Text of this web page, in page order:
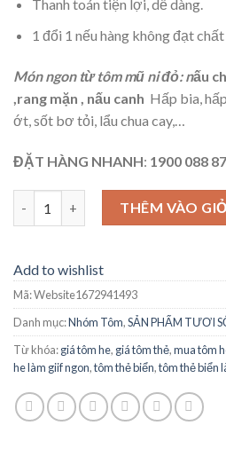
Thanh toán tiện lợi, dễ dàng.
1 đổi 1 nếu hàng không đạt
Món ngon từ tôm mũ ni đỏ: nấu
,rang mặn , nấu canh Hấp bia,
ớt, sốt bơ tỏi, lẩu chua cay,…
ĐẶT HÀNG NHANH: 1900 088
TÔM HE (TÔM THẺ BIỂN) số lượng
THÊM VÀO GIỎ
Add to wishlist
Mã:Website1672941493
Danh mục:Nhóm Tôm,SẢN PHẨM TƯƠI
Từ khóa:giá tôm he, giá tôm thẻ,mua tôm
he làm giif ngon,tôm thẻ biển,tôm thẻ biển